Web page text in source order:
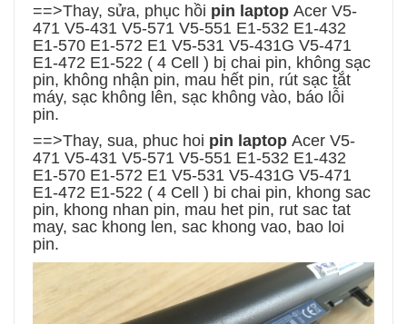
==>Thay, sửa, phục hồi pin laptop Acer V5-
471 V5-431 V5-571 V5-551 E1-532 E1-432
E1-570 E1-572 E1 V5-531 V5-431G V5-471
E1-472 E1-522 ( 4 Cell ) bị chai pin, không sạc
pin, không nhận pin, mau hết pin, rút sạc tắt
máy, sạc không lên, sạc không vào, báo lỗi
pin.
==>Thay, sua, phuc hoi pin laptop Acer V5-
471 V5-431 V5-571 V5-551 E1-532 E1-432
E1-570 E1-572 E1 V5-531 V5-431G V5-471
E1-472 E1-522 ( 4 Cell ) bi chai pin, khong sac
pin, khong nhan pin, mau het pin, rut sac tat
may, sac khong len, sac khong vao, bao loi
pin.